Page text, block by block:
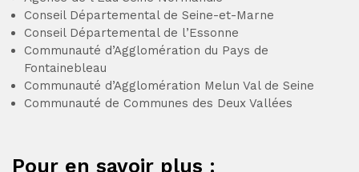
Conseil Départemental de Seine-et-Marne
Conseil Départemental de l’Essonne
Communauté d’Agglomération du Pays de
Fontainebleau
Communauté d’Agglomération Melun Val de Seine
Communauté de Communes des Deux Vallées
Pour en savoir plus :